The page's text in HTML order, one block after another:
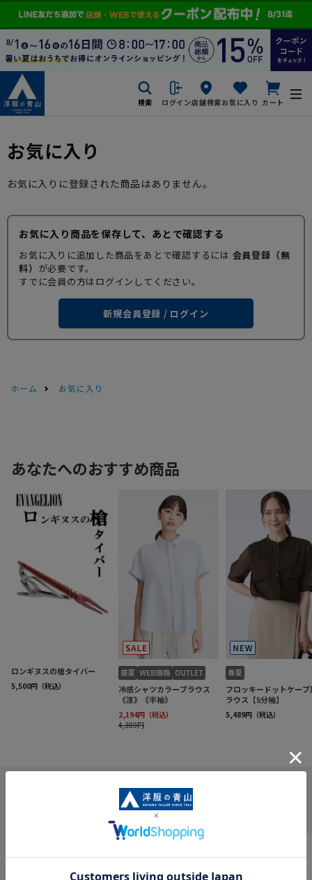
検索 ログイン店舗検索お気に入り カート
お気に入り
お気に入りに登録された商品はありません。
お気に入り商品を保存して、あとで確認する
お気に入りに追加した商品をあとで確認するには 会員登録（無
料） が必要です。
すでに会員の方はログインしてください。
新規会員登録 / ログイン
ホーム お気に入り
INFORMATION